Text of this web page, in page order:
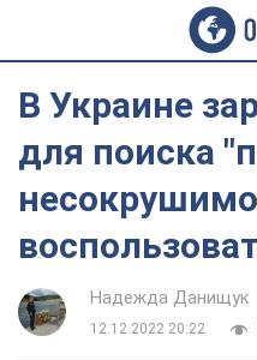
В Украине
для поиска
Надежда Данищук
12.12.2022 20:22